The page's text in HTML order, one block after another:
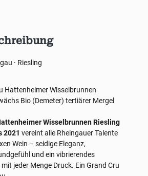
· Riesling
Hattenheimer Wisselbrunnen
Bio (Demeter) tertiärer Mergel
Wisselbrunnen Riesling
2021 vereint alle Rheingauer Talente
Wein – seidige Eleganz,
und ein vibrierendes
jeder Menge Druck. Ein Grand Cru